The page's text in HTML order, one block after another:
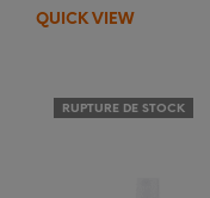
QUICK VIEW
RUPTURE DE STOCK